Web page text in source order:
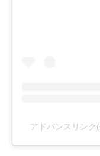
アドバンスリン